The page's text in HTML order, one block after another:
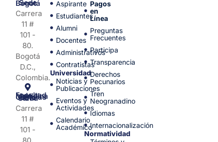
Sede Bogotá
Carrera
11 #
101 -
80.
Bogotá
D.C.,
Colombia.
Facultad de Medicina y Ciencias de la Salud
Carrera
11 #
101 -
80.
Aspirante
Estudiantes
Alumni
Docentes
Administrativos
Contratistas
Universidad
Noticias y
Publicaciones
Eventos y
Actividades
Calendario
Académico
Pagos
en
Línea
Preguntas
Frecuentes
Participa
Transparencia
Derechos
Pecunarios
Tren
Neogranadino
Idiomas
Internacionalización
Normatividad